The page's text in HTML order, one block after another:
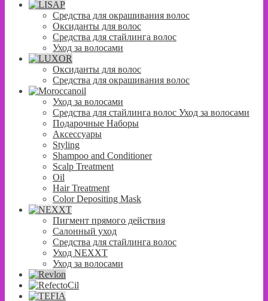
Средства для окрашивания волос
Оксиданты для волос
Средства для стайлинга волос
Уход за волосами
Оксиданты для волос
Средства для окрашивания волос
Уход за волосами
Средства для стайлинга волос Уход за волосами
Подарочные Наборы
Аксессуары
Styling
Shampoo and Conditioner
Scalp Treatment
Oil
Hair Treatment
Color Depositing Mask
Пигмент прямого действия
Салонный уход
Средства для стайлинга волос
Уход NEXXT
Уход за волосами